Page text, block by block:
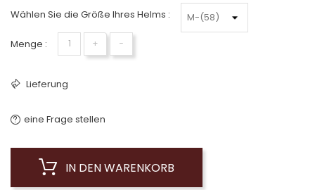
Wählen Sie die Größe Ihres Helms :
Menge : + −
Lieferung
eine Frage stellen
IN DEN WARENKORB